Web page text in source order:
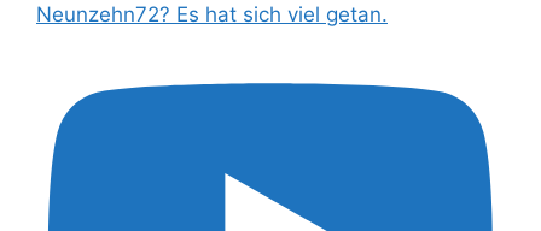
Neunzehn72? Es hat sich viel getan.